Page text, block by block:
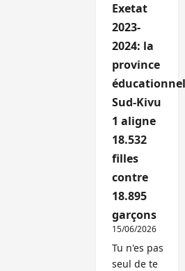
Exetat
2023-
2024: la
province
Sud-Kivu
1 aligne
18.532
filles
contre
18.895
garçons
15/06/2026
Tu n'es pas
seul de te